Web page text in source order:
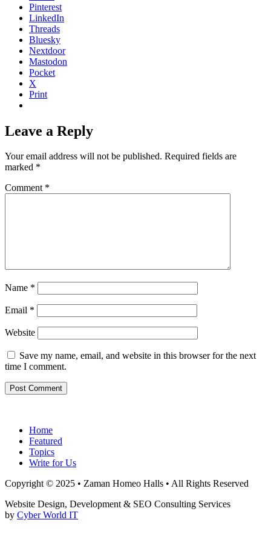
Pinterest
LinkedIn
Threads
Bluesky
Nextdoor
Mastodon
Pocket
X
Print
Leave a Reply
Your email address will not be published. Required fields are
marked *
Comment *
Name *
Email *
Website
Save my name, email, and website in this browser for the next
time I comment.
Home
Featured
Topics
Write for Us
Copyright © 2025 • Zaman Homeo Halls • All Rights Reserved
Website Design, Development & SEO Consulting Services
by Cyber World IT